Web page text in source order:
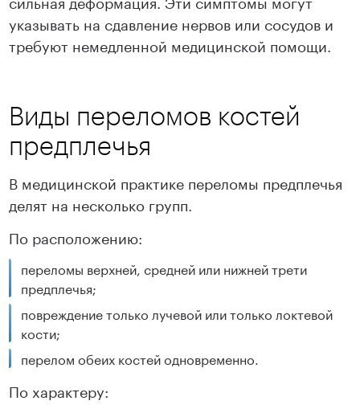
указывать на сдавление нервов или сосудов и
требуют немедленной медицинской помощи.
Виды переломов костей
предплечья
В медицинской практике переломы предплечья
делят на несколько групп.
По расположению:
переломы верхней, средней или нижней трети
предплечья;
повреждение только лучевой или только локтевой
кости;
перелом обеих костей одновременно.
По характеру: